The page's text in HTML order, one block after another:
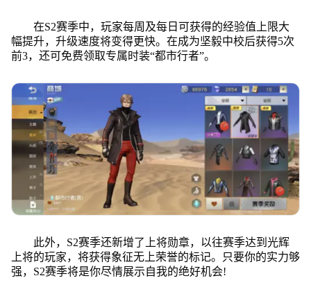
在S2赛季中，玩家每周及每日可获得的经验值上限大
幅提升，升级速度将变得更快。在成为坚毅中校后获得5次
前3，还可免费领取专属时装“都市行者”。
此外，S2赛季还新增了上将勋章，以往赛季达到光辉
上将的玩家，将获得象征无上荣誉的标记。只要你的实力够
强，S2赛季将是你尽情展示自我的绝好机会!